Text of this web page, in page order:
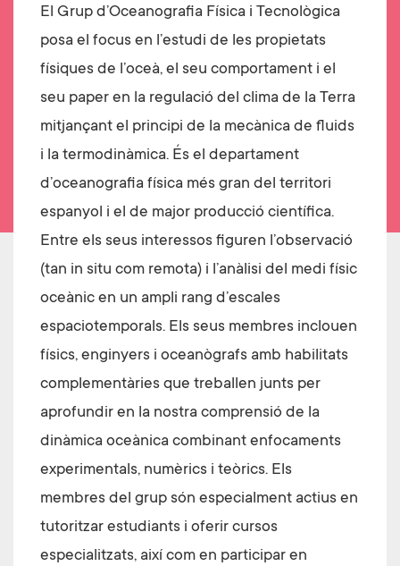
El Grup d’Oceanografia Física i Tecnològica
posa el focus en l’estudi de les propietats
físiques de l’oceà, el seu comportament i el
seu paper en la regulació del clima de la Terra
mitjançant el principi de la mecànica de fluids
i la termodinàmica. És el departament
d’oceanografia física més gran del territori
espanyol i el de major producció científica.
Entre els seus interessos figuren l’observació
(tan in situ com remota) i l’anàlisi del medi físic
oceànic en un ampli rang d’escales
espaciotemporals. Els seus membres inclouen
físics, enginyers i oceanògrafs amb habilitats
complementàries que treballen junts per
aprofundir en la nostra comprensió de la
dinàmica oceànica combinant enfocaments
experimentals, numèrics i teòrics. Els
membres del grup són especialment actius en
tutoritzar estudiants i oferir cursos
especialitzats, així com en participar en